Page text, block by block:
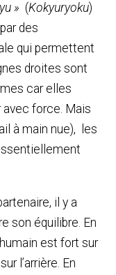
» (Kokyuryoku)
des
qui permettent
droites sont
car elles
force. Mais
à main nue), les
il y a
son équilibre. En
est fort sur
l’arrière. En